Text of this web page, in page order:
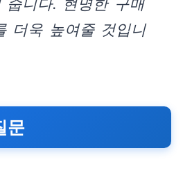
더욱 높여줄 것입니
문